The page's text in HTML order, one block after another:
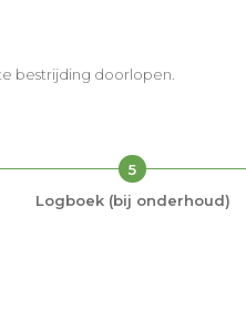
bestrijding doorlopen.
5
Logboek (bij onderhoud)